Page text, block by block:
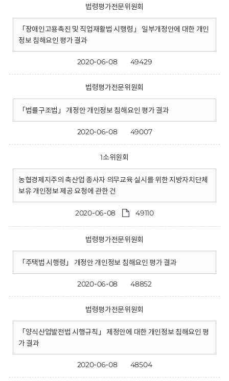
법령평가전문위원회
「장애인고용촉진 및 직업재활법 시행령」 일부개정안에 대한 개인
정보 침해요인 평가 결과
2020-06-08 49429
법령평가전문위원회
「법률구조법」 개정안 개인정보 침해요인 평가 결과
2020-06-08 49007
1소위원회
농협경제지주의 축산업 종사자 의무교육 실시를 위한 지방자치단체
보유 개인정보 제공 요청에 관한 건
2020-06-08 49110
법령평가전문위원회
「주택법 시행령」 개정안 개인정보 침해요인 평가 결과
2020-06-08 48852
법령평가전문위원회
「양식산업발전법 시행규칙」 제정안에 대한 개인정보 침해요인 평
가 결과
2020-06-08 48504